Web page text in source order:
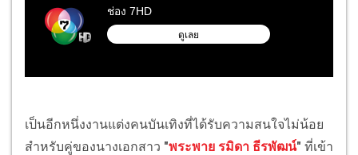
เป็นอีกหนึ่งงานแต่งคนบันเทิงที่ได้รับความสนใจไม่น้อย
สำหรับคู่ของนางเอกสาว "พระพาย รมิดา ธีรพัฒน์" ที่เข้า